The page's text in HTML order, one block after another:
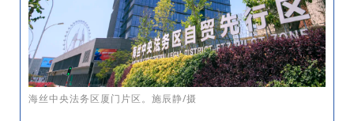
海丝中央法务区厦门片区。施辰静/摄